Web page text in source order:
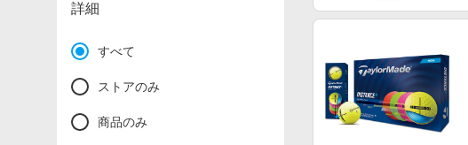
詳細
すべて
ストアのみ
商品のみ